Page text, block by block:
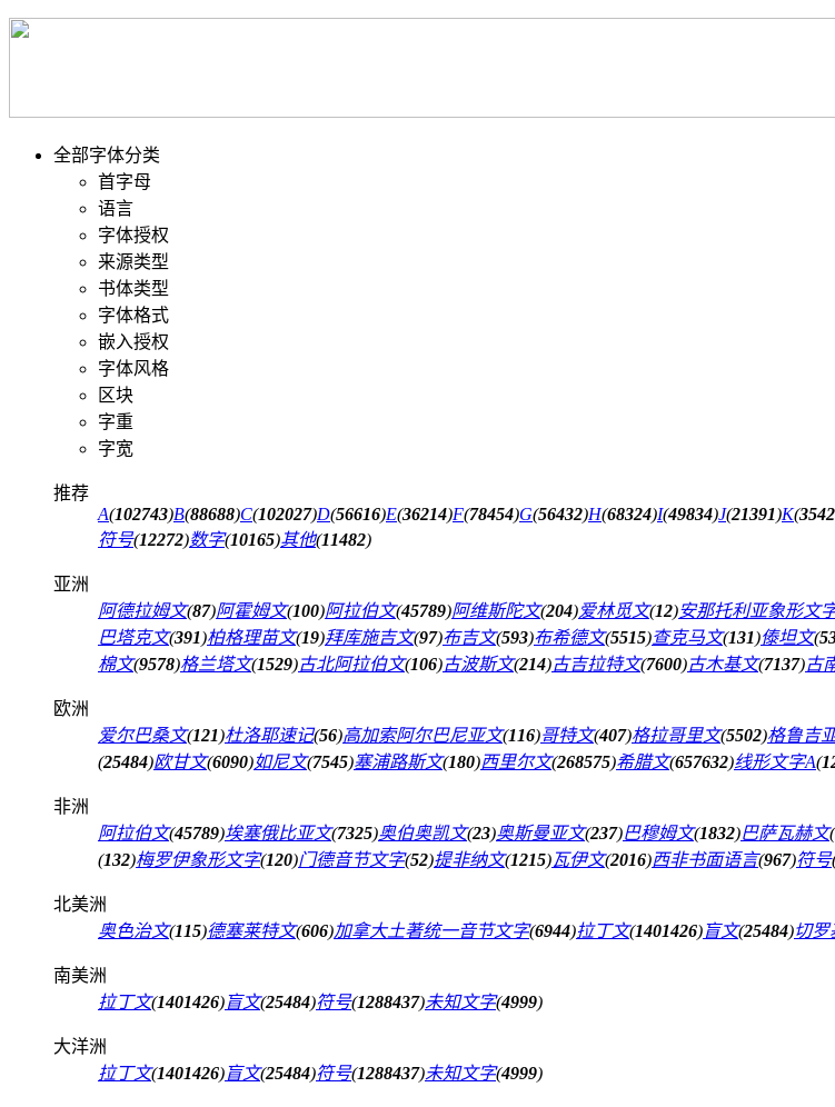
全部字体分类
首字母
语言
字体授权
来源类型
书体类型
字体格式
嵌入授权
字体风格
区块
字重
字宽
推荐
A(102743)B(88688)C(102027)D(56616)E(36214)F(78454)G(56432)H(68324)I(49834)J(21391)K(
符号(12272)数字(10165)其他(11482)
亚洲
阿德拉姆文(87)阿霍姆文(100)阿拉伯文(45789)阿维斯陀文(204)爱林觅文(12)安那托利亚象形文
巴塔克文(391)柏格理苗文(19)拜库施吉文(97)布吉文(593)布希德文(5515)查克马文(131)傣坦文(
棉文(9578)格兰塔文(1529)古北阿拉伯文(106)古波斯文(214)古吉拉特文(7600)古木基文(7137)古
欧洲
爱尔巴桑文(121)杜洛耶速记(56)高加索阿尔巴尼亚文(116)哥特文(407)格拉哥里文(5502)格鲁吉
(25484)欧甘文(6090)如尼文(7545)塞浦路斯文(180)西里尔文(268575)希腊文(657632)线形文字A(
非洲
阿拉伯文(45789)埃塞俄比亚文(7325)奥伯奥凯文(23)奥斯曼亚文(237)巴穆姆文(1832)巴萨瓦赫文(
(132)梅罗伊象形文字(120)门德音节文字(52)提非纳文(1215)瓦伊文(2016)西非书面语言(967)符号
北美洲
奥色治文(115)德塞莱特文(606)加拿大土著统一音节文字(6944)拉丁文(1401426)盲文(25484)切罗
南美洲
拉丁文(1401426)盲文(25484)符号(1288437)未知文字(4999)
大洋洲
拉丁文(1401426)盲文(25484)符号(1288437)未知文字(4999)